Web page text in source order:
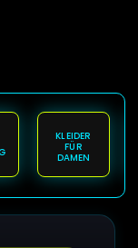
KLEIDER
FÜR
DAMEN